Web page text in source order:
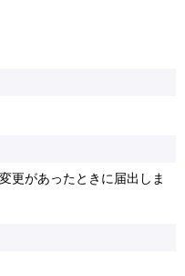
更があったときに届出しま